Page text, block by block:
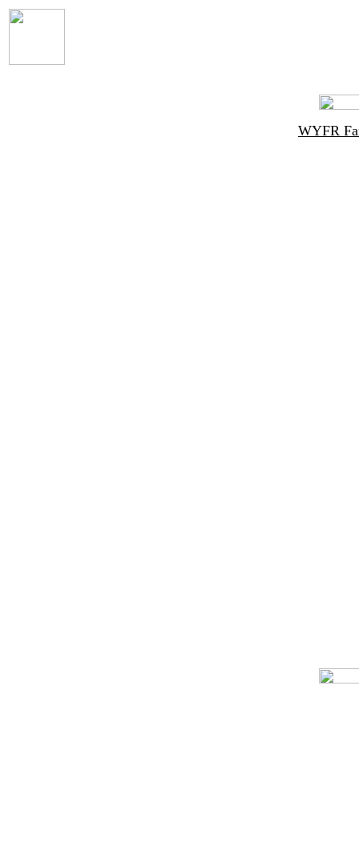
WYFR